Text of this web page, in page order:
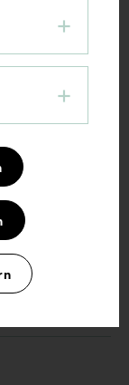
stammen
von
Fotografie